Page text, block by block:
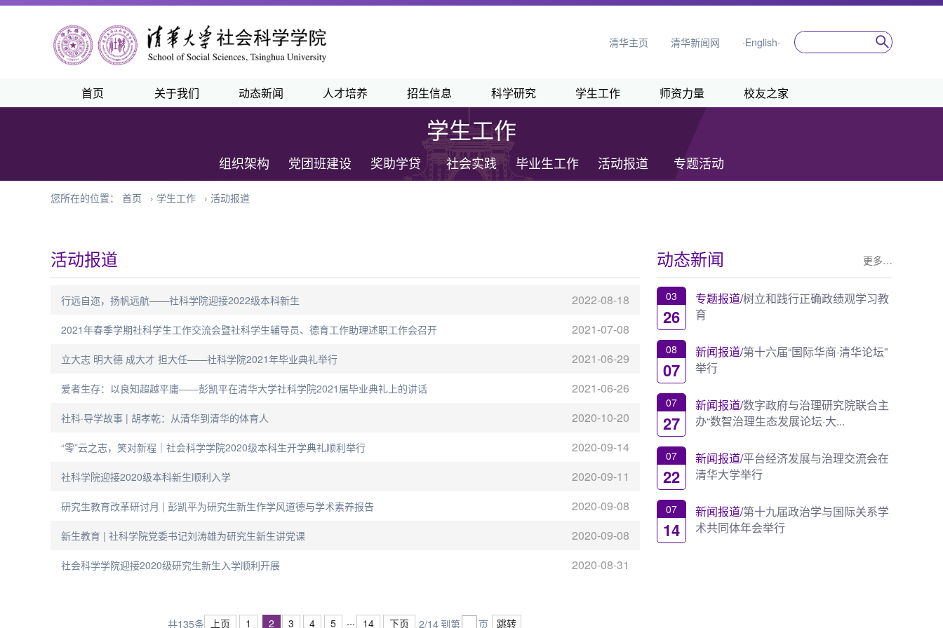
清华主页 清华新闻网 ·English·
首页 关于我们 动态新闻 人才培养 招生信息 科学研究 学生工作 师资力量 校友之家
学生工作
组织架构 党团班建设 奖助学贷 社会实践 毕业生工作 活动报道 专题活动
您所在的位置： 首页 › 学生工作 › 活动报道
动态新闻 更多…
03
26
专题报道/树立和践行正确政绩观学习教
育
08
07
新闻报道/第十六届“国际华商·清华论坛”
举行
07
27
新闻报道/数字政府与治理研究院联合主
办“数智治理生态发展论坛·大...
07
22
新闻报道/平台经济发展与治理交流会在
清华大学举行
07
14
新闻报道/第十九届政治学与国际关系学
术共同体年会举行
活动报道
2022-08-18
行远自迩，扬帆远航——社科学院迎接2022级本科新生
2021-07-08
2021年春季学期社科学生工作交流会暨社科学生辅导员、德育工作助理述职工作会召开
2021-06-29
立大志 明大德 成大才 担大任——社科学院2021年毕业典礼举行
2021-06-26
爱者生存：以良知超越平庸——彭凯平在清华大学社科学院2021届毕业典礼上的讲话
2020-10-20
社科·导学故事 | 胡孝乾：从清华到清华的体育人
2020-09-14
“零”云之志，笑对新程｜社会科学学院2020级本科生开学典礼顺利举行
2020-09-11
社科学院迎接2020级本科新生顺利入学
2020-09-08
研究生教育改革研讨月 | 彭凯平为研究生新生作学风道德与学术素养报告
2020-09-08
新生教育 | 社科学院党委书记刘涛雄为研究生新生讲党课
2020-08-31
社会科学学院迎接2020级研究生新生入学顺利开展
共135条 上页 1 2 3 4 5 ... 14 下页 2/14 到第 页 跳转